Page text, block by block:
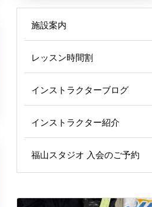
施設案内
レッスン時間割
インストラクターブログ
インストラクター紹介
福山スタジオ 入会のご予約